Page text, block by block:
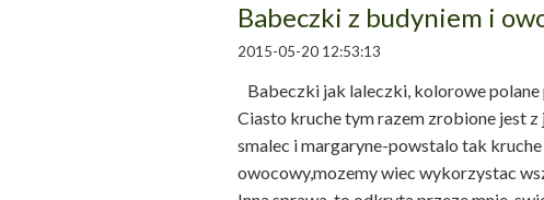
Babeczki z budyniem i
2015-05-20 12:53:13
Babeczki jak laleczki, kolorowe
Ciasto kruche tym razem zrobione jest
smalec i margaryne-powstalo tak
owocowy,mozemy wiec wykorzystac